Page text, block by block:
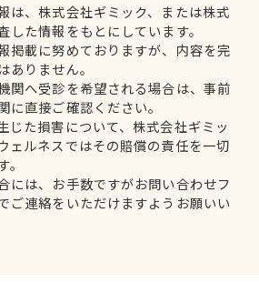
は、株式会社ギミック、または株式
した情報をもとにしています。
掲載に努めておりますが、内容を完
ありません。
関へ受診を希望される場合は、事前
に直接ご確認ください。
じた損害について、株式会社ギミッ
ェルネスではその賠償の責任を一切
には、お手数ですがお問い合わせフ
ご連絡をいただけますようお願いい